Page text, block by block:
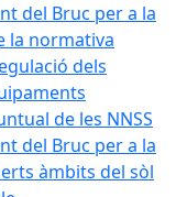
del Bruc per a la
la normativa
dels
de les NNSS
del Bruc per a la
àmbits del sòl